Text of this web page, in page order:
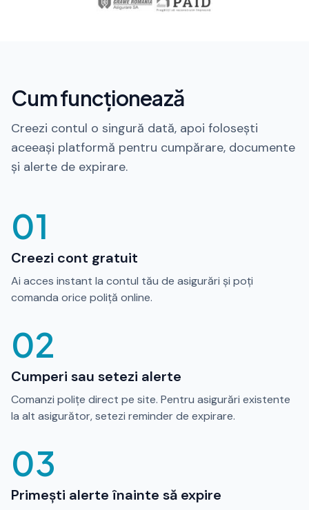
Cum funcționează
Creezi contul o singură dată, apoi folosești
aceeași platformă pentru cumpărare, documente
și alerte de expirare.
01
Creezi cont gratuit
Ai acces instant la contul tău de asigurări și poți
comanda orice poliță online.
02
Cumperi sau setezi alerte
Comanzi polițe direct pe site. Pentru asigurări existente
la alt asigurător, setezi reminder de expirare.
03
Primești alerte înainte să expire